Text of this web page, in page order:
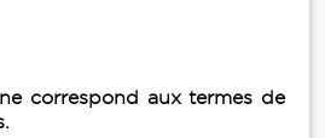
correspond aux termes de